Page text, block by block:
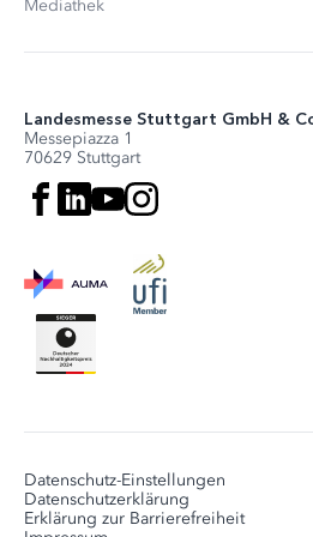
Mediathek
Landesmesse Stuttgart GmbH &
Messepiazza 1
70629 Stuttgart
Datenschutz-Einstellungen
Datenschutzerklärung
Erklärung zur Barrierefreiheit